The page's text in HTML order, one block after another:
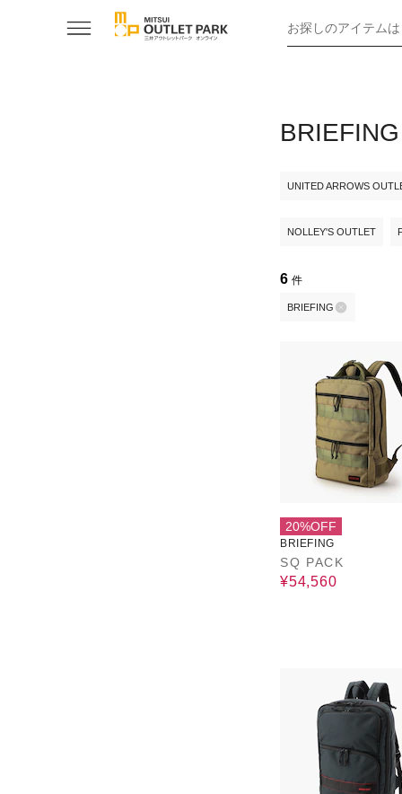
お探しのアイテム
UNITED ARROWS
NOLLEY'S OUTLET
6 件
BRIEFING
20%OFF
BRIEFING
SQ PACK
¥54,560